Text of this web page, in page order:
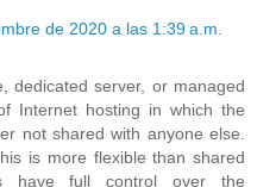
de 2020 a las 1:39 a.m.
dedicated server, or managed
Internet hosting in which the
not shared with anyone else.
is more flexible than shared
have full control over the